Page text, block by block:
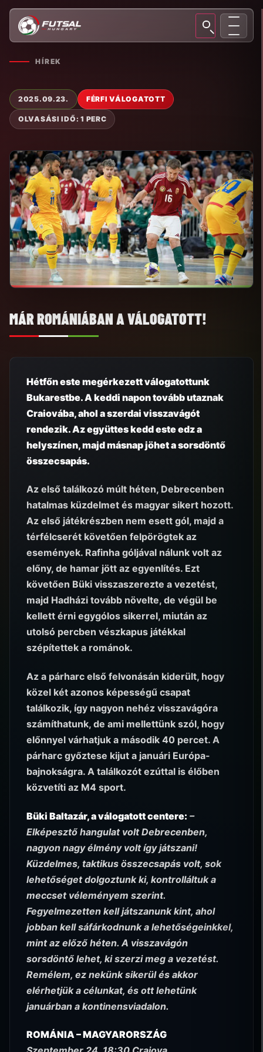
HÍREK
2025.09.23. FÉRFI VÁLOGATOTT
OLVASÁSI IDŐ: 1 PERC
MÁR ROMÁNIÁBAN A VÁLOGATOTT!
Hétfőn este megérkezett válogatottunk
Bukarestbe. A keddi napon tovább utaznak
Craiovába, ahol a szerdai visszavágót
rendezik. Az együttes kedd este edz a
helyszínen, majd másnap jöhet a sorsdöntő
összecsapás.
Az első találkozó múlt héten, Debrecenben
hatalmas küzdelmet és magyar sikert hozott.
Az első játékrészben nem esett gól, majd a
térfélcserét követően felpörögtek az
események. Rafinha góljával nálunk volt az
előny, de hamar jött az egyenlítés. Ezt
követően Büki visszaszerezte a vezetést,
majd Hadházi tovább növelte, de végül be
kellett érni egygólos sikerrel, miután az
utolsó percben vészkapus játékkal
szépítettek a románok.
Az a párharc első felvonásán kiderült, hogy
közel két azonos képességű csapat
találkozik, így nagyon nehéz visszavágóra
számíthatunk, de ami mellettünk szól, hogy
előnnyel várhatjuk a második 40 percet. A
párharc győztese kijut a januári Európa-
bajnokságra. A találkozót ezúttal is élőben
közvetíti az M4 sport.
Büki Baltazár, a válogatott centere: –
Elképesztő hangulat volt Debrecenben,
nagyon nagy élmény volt így játszani!
Küzdelmes, taktikus összecsapás volt, sok
lehetőséget dolgoztunk ki, kontrolláltuk a
meccset véleményem szerint.
Fegyelmezetten kell játszanunk kint, ahol
jobban kell sáfárkodnunk a lehetőségeinkkel,
mint az előző héten. A visszavágón
sorsdöntő lehet, ki szerzi meg a vezetést.
Remélem, ez nekünk sikerül és akkor
elérhetjük a célunkat, és ott lehetünk
januárban a kontinensviadalon.
ROMÁNIA – MAGYARORSZÁG